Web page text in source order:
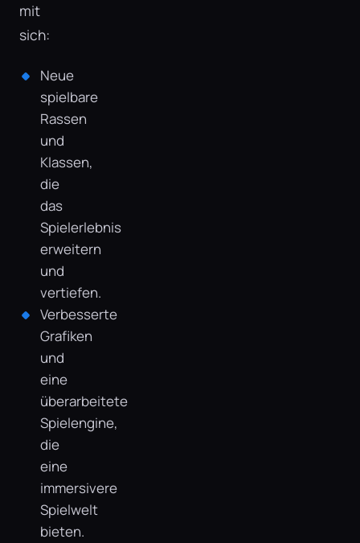
mit
sich:
Neue
spielbare
Rassen
und
Klassen,
die
das
Spielerlebnis
erweitern
und
vertiefen.
Verbesserte
Grafiken
und
eine
überarbeitete
Spielengine,
die
eine
immersivere
Spielwelt
bieten.